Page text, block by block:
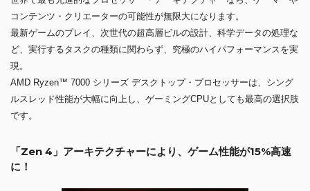
コンテンツ・クリエーターの可能性が無限大になります。
最新ゲームのプレイ、次世代の超高層ビルの設計、科学データの処理な
ど、実行するタスクの種類に関わらず、究極のハイパフォーマンスを実
現。
AMD Ryzen™ 7000 シリーズ デスクトップ・プロセッサーは、シング
ルスレッド性能が大幅に向上し、ゲーミングCPUとしても最高の選択肢
です。
「Zen 4」アーキテクチャーにより、ゲーム性能が15%高速
に！